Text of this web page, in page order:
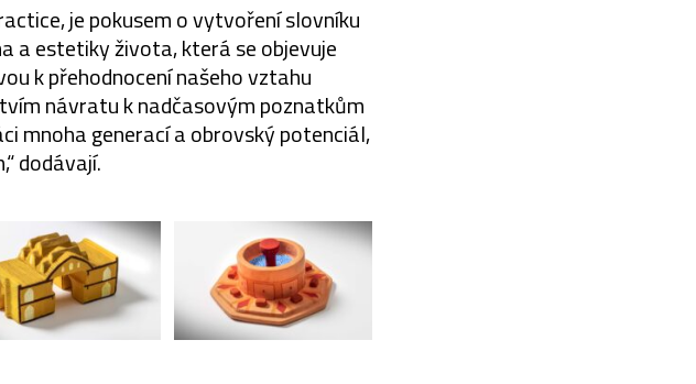
je pokusem o vytvoření slovníku
a estetiky života, která se objevuje
k přehodnocení našeho vztahu
návratu k nadčasovým poznatkům
mnoha generací a obrovský potenciál,
dodávají.